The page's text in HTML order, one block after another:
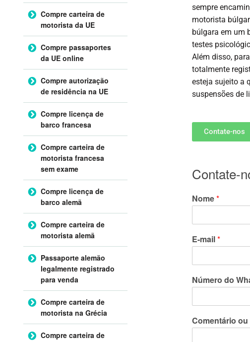
sempre
motorista
búlgara em um
testes
Além disso,
totalmente
esteja sujeito a
suspensões de
Contate-nos
Contate-
Nome*
E-mail*
Número do
Comentário
Compre carteira de
motorista da UE
Compre passaportes
da UE online
Compre autorização
de residência na UE
Compre licença de
barco francesa
Compre carteira de
motorista francesa
sem exame
Compre licença de
barco alemã
Compre carteira de
motorista alemã
Passaporte alemão
legalmente registrado
para venda
Compre carteira de
motorista na Grécia
Compre carteira de